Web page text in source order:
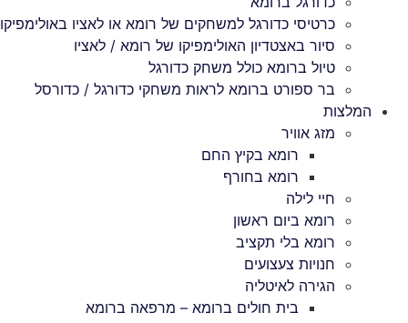
כרטיסי כדורגל למשחקים של רומא או לאציו באולימפיקו
סיור באצטדיון האולימפיקו של רומא / לאציו
טיול ברומא כולל משחק כדורגל
בר ספורט ברומא לראות משחקי כדורגל / כדורסל
המלצות
מזג אוויר
רומא בקיץ החם
רומא בחורף
חיי לילה
רומא ביום ראשון
רומא בלי תקציב
חנויות צעצועים
הגירה לאיטליה
בית חולים ברומא – מרפאה ברומא